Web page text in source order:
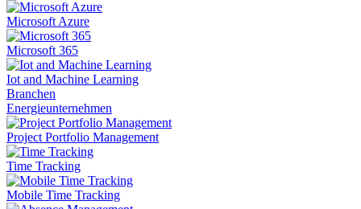
Microsoft Azure
Microsoft 365
Iot and Machine Learning
Branchen
Energieunternehmen
Project Portfolio Management
Time Tracking
Mobile Time Tracking